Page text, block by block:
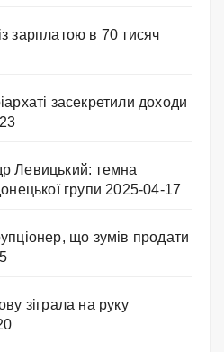
зарплатою в 70 тисяч
засекретили доходи
Левицький: темна
групи 2025-04-17
що зумів продати
зіграла на руку